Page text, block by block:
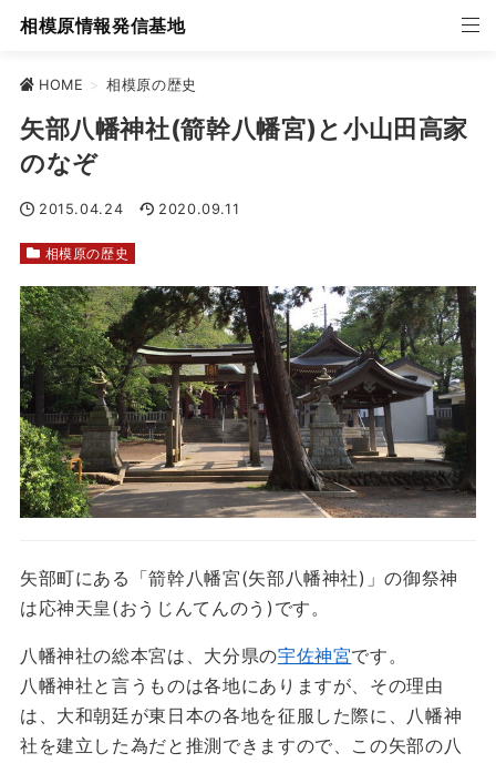
相模原情報発信基地
HOME > 相模原の歴史
矢部八幡神社(箭幹八幡宮)と小山田高家
のなぞ
2015.04.24 2020.09.11
相模原の歴史
矢部町にある「箭幹八幡宮(矢部八幡神社)」の御祭神
は応神天皇(おうじんてんのう)です。
八幡神社の総本宮は、大分県の宇佐神宮です。
八幡神社と言うものは各地にありますが、その理由
は、大和朝廷が東日本の各地を征服した際に、八幡神
社を建立した為だと推測できますので、この矢部の八